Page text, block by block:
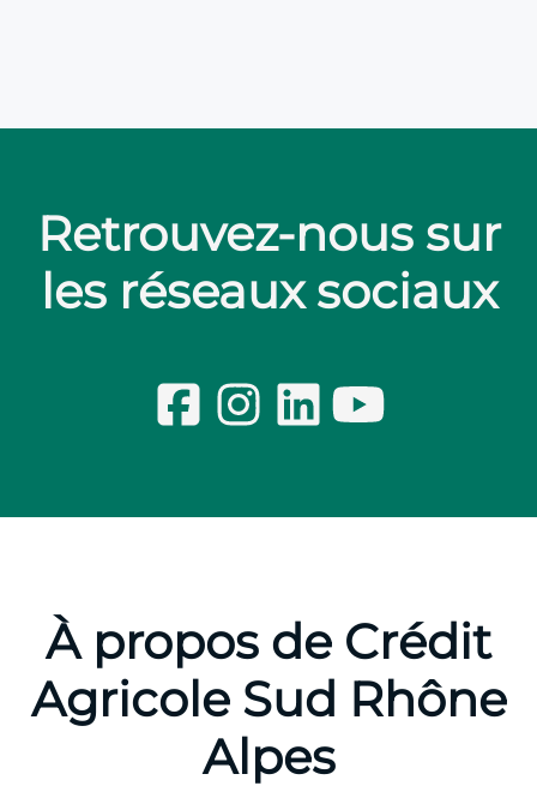
Retrouvez-nous sur
les réseaux sociaux
À propos de Crédit
Agricole Sud Rhône
Alpes